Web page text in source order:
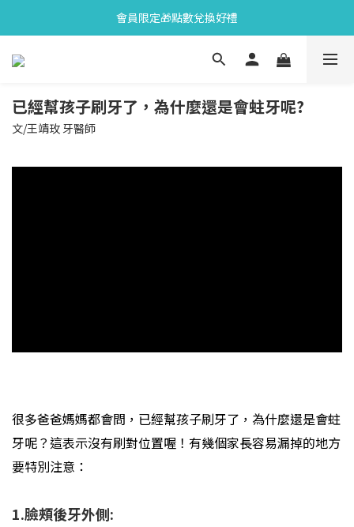
會員限定🎁點數兌換好禮
會員限定🎁點數兌換好禮
全新上市🫧變色牙膏加碼送好禮
已經幫孩子刷牙了，為什麼還是會蛀牙呢?
文/王靖玫 牙醫師
很多爸爸媽媽都會問，已經幫孩子刷牙了，為什麼還是會蛀
牙呢？這表示沒有刷對位置喔！有幾個家長容易漏掉的地方
要特別注意：
1.臉頰後牙外側: